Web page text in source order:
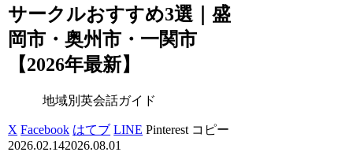
サークルおすすめ3選｜盛
岡市・奥州市・一関市
【2026年最新】
地域別英会話ガイド
X Facebook はてブ LINE Pinterest コピー
2026.02.142026.08.01